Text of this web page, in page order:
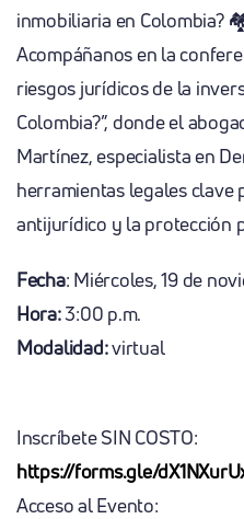
inmobiliaria en Colombia?
Acompáñanos en la
riesgos jurídicos de la
Colombia?”, donde el
Martínez, especialista en
herramientas legales clave
antijurídico y la protección
Fecha: Miércoles, 19 de
Hora:3:00 p.m.
Modalidad:virtual
Inscríbete SIN COSTO:
https://forms.gle/
Acceso al Evento: